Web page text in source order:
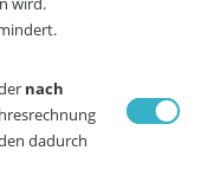
nach
dadurch